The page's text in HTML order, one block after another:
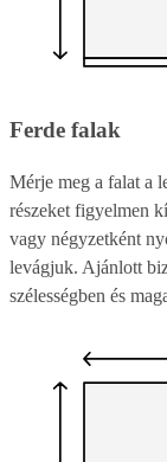
Ferde falak
Mérje meg a falat a
részeket figyelmen
vagy négyzetként
levágjuk. Ajánlott
szélességben és